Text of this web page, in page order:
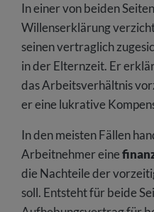
In einer von beiden
Willenserklärung
seinen vertraglich
in der Elternzeit. Er
das Arbeitsverhältnis
er eine lukrative
In den meisten Fällen
Arbeitnehmer eine
die Nachteile der
soll. Entsteht für beide